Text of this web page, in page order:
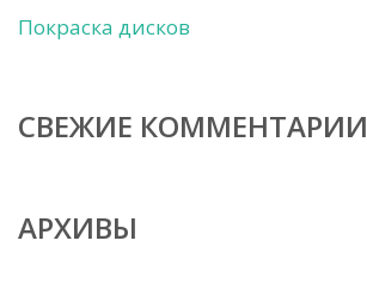
Покраска дисков
СВЕЖИЕ КОММЕНТАРИИ
АРХИВЫ